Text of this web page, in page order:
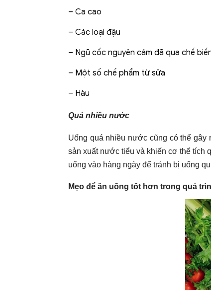
– Ca cao
– Các loại đậu
– Ngũ cốc nguyên cám đã qua chế
– Một số chế phẩm từ sữa
– Hàu
Quá nhiều nước
Uống quá nhiều nước cũng có thể
sản xuất nước tiểu và khiến cơ thể
uống vào hàng ngày để tránh bị uống
Mẹo để ăn uống tốt hơn trong quá